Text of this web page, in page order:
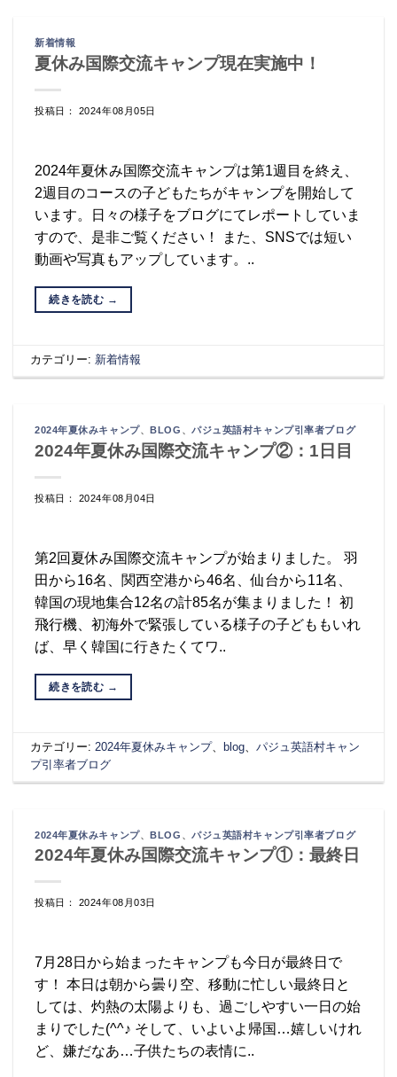
新着情報
夏休み国際交流キャンプ現在実施中！
投稿日： 2024年08月05日
2024年夏休み国際交流キャンプは第1週目を終え、
2週目のコースの子どもたちがキャンプを開始して
います。日々の様子をブログにてレポートしていま
すので、是非ご覧ください！ また、SNSでは短い
動画や写真もアップしています。..
続きを読む →
カテゴリー: 新着情報
2024年夏休みキャンプ、BLOG 、パジュ英語村キャンプ引率者ブログ
2024年夏休み国際交流キャンプ②：1日目
投稿日： 2024年08月04日
第2回夏休み国際交流キャンプが始まりました。 羽
田から16名、関西空港から46名、仙台から11名、
韓国の現地集合12名の計85名が集まりました！ 初
飛行機、初海外で緊張している様子の子どももいれ
ば、早く韓国に行きたくてワ..
続きを読む →
カテゴリー: 2024年夏休みキャンプ、 blog 、パジュ英語村キャン
プ引率者ブログ
2024年夏休みキャンプ、BLOG 、パジュ英語村キャンプ引率者ブログ
2024年夏休み国際交流キャンプ①：最終日
投稿日： 2024年08月03日
7月28日から始まったキャンプも今日が最終日で
す！ 本日は朝から曇り空、移動に忙しい最終日と
しては、灼熱の太陽よりも、過ごしやすい一日の始
まりでした(^^♪ そして、いよいよ帰国…嬉しいけれ
ど、嫌だなあ…子供たちの表情に..